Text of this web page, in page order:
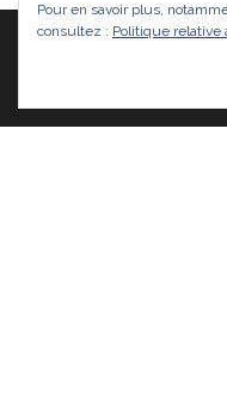
Pour en savoir plus,
consultez : Politique relative